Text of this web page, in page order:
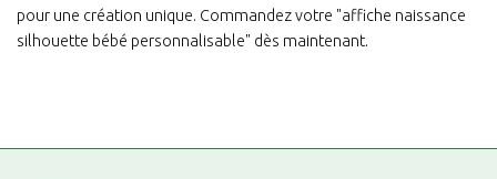
pour une création unique. Commandez votre "affiche naissance
silhouette bébé personnalisable" dès maintenant.